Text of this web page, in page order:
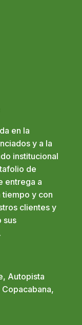
en la
y a la
institucional
de
entrega a
tiempo y con
clientes y
sus
Autopista
Copacabana,